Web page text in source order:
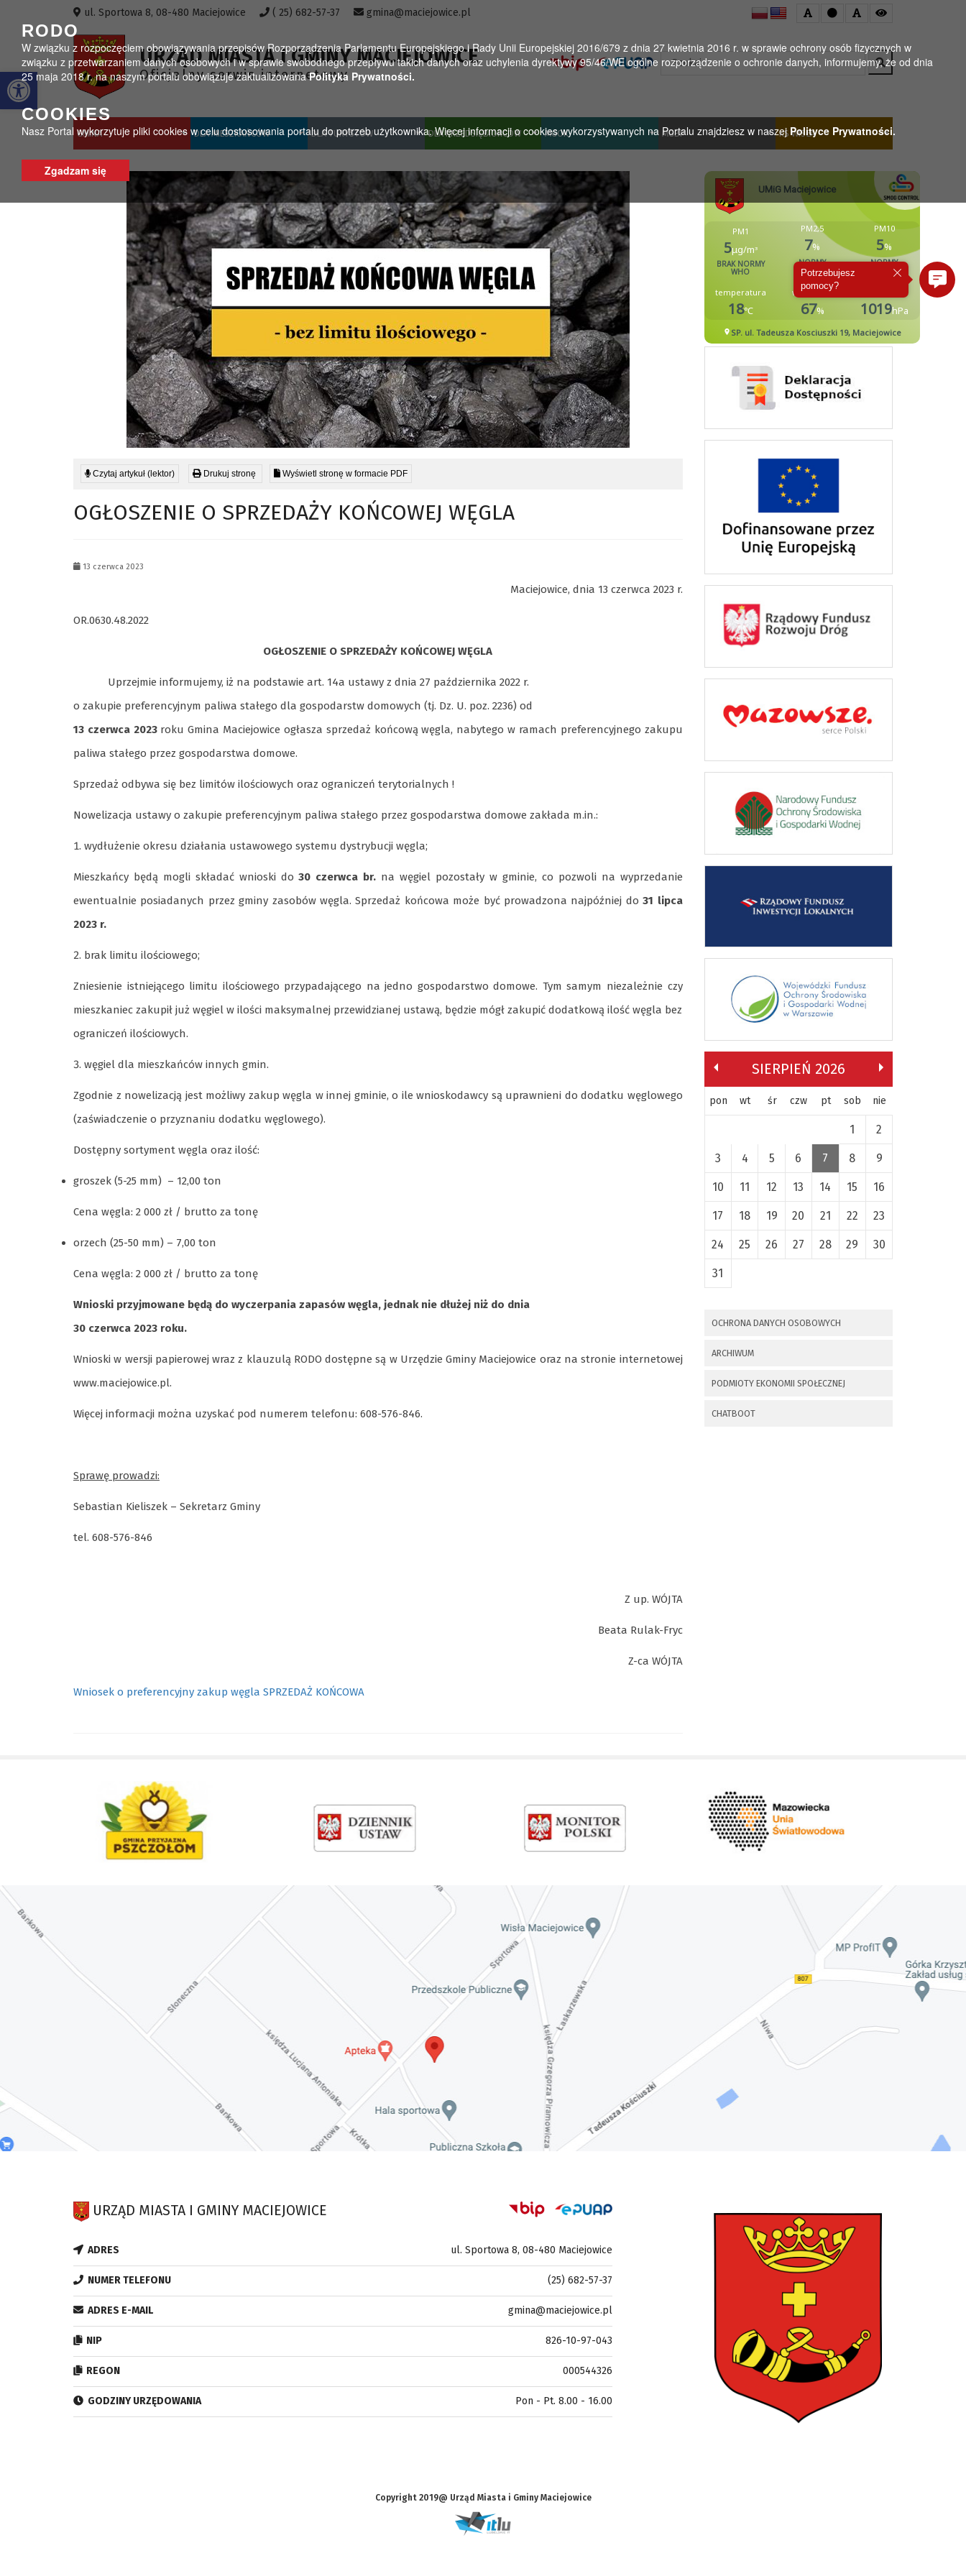
Otwórz pasek narzędzi
RODO
W związku z rozpoczęciem obowiązywania przepisów Rozporządzenia Parlamentu Europejskiego i Rady Unii Europejskiej 2016/679 z dnia 27 kwietnia 2016 r. w sprawie ochrony osób fizycznych w
związku z przetwarzaniem danych osobowych i w sprawie swobodnego przepływu takich danych oraz uchylenia dyrektywy 95/46/WE ogólne rozporządzenie o ochronie danych, informujemy, że od dnia
25 maja 2018 r. na naszym portalu obowiązuje zaktualizowanaPolityka Prywatności.
COOKIES
Nasz Portal wykorzytuje pliki cookies w celu dostosowania portalu do potrzeb użytkownika. Więcej informacji o cookies wykorzystywanych na Portalu znajdziesz w naszejPolityce Prywatności.
Zgadzam się
ul. Sportowa 8, 08-480 Maciejowice ( 25) 682-57-37 gmina@maciejowice.pl
URZĄD MIASTA I GMINY MACIEJOWICE
Oficjalny serwis internetowy
Wyszukaj
GMINA DLA MIESZKAŃCÓW DLA TURYSTÓW DLA PRZEDSIĘBIORCÓW MGOK MGBP KS WISŁA
Czytaj artykuł (lektor) Drukuj stronę Wyświetl stronę w formacie PDF
OGŁOSZENIE O SPRZEDAŻY KOŃCOWEJ WĘGLA
13 czerwca 2023
Maciejowice, dnia 13 czerwca 2023 r.
OR.0630.48.2022
OGŁOSZENIE O SPRZEDAŻY KOŃCOWEJ WĘGLA
Uprzejmie informujemy, iż na podstawie art. 14a ustawy z dnia 27 października 2022 r.
o zakupie preferencyjnym paliwa stałego dla gospodarstw domowych (tj. Dz. U. poz. 2236) od
13 czerwca 2023roku Gmina Maciejowice ogłasza sprzedaż końcową węgla, nabytego w ramach preferencyjnego zakupu
paliwa stałego przez gospodarstwa domowe.
Sprzedaż odbywa się bez limitów ilościowych oraz ograniczeń terytorialnych !
Nowelizacja ustawy o zakupie preferencyjnym paliwa stałego przez gospodarstwa domowe zakłada m.in.:
wydłużenie okresu działania ustawowego systemu dystrybucji węgla;
Mieszkańcy będą mogli składać wnioski do30 czerwca br. na węgiel pozostały w gminie, co pozwoli na wyprzedanie
ewentualnie posiadanych przez gminy zasobów węgla. Sprzedaż końcowa może być prowadzona najpóźniej do31 lipca
2023 r.
brak limitu ilościowego;
Zniesienie istniejącego limitu ilościowego przypadającego na jedno gospodarstwo domowe. Tym samym niezależnie czy
mieszkaniec zakupił już węgiel w ilości maksymalnej przewidzianej ustawą, będzie mógł zakupić dodatkową ilość węgla bez
ograniczeń ilościowych.
węgiel dla mieszkańców innych gmin.
Zgodnie z nowelizacją jest możliwy zakup węgla w innej gminie, o ile wnioskodawcy są uprawnieni do dodatku węglowego
(zaświadczenie o przyznaniu dodatku węglowego).
Dostępny sortyment węgla oraz ilość:
groszek (5-25 mm) – 12,00 ton
Cena węgla: 2 000 zł / brutto za tonę
orzech (25-50 mm) – 7,00 ton
Cena węgla: 2 000 zł / brutto za tonę
Wnioski przyjmowane będą do wyczerpania zapasów węgla, jednak nie dłużej niż do dnia
30 czerwca 2023 roku.
Wnioski w wersji papierowej wraz z klauzulą RODO dostępne są w Urzędzie Gminy Maciejowice oraz na stronie internetowej
www.maciejowice.pl.
Więcej informacji można uzyskać pod numerem telefonu: 608-576-846.
Sprawę prowadzi:
Sebastian Kieliszek – Sekretarz Gminy
tel. 608-576-846
Z up. WÓJTA
Beata Rulak-Fryc
Z-ca WÓJTA
Wniosek o preferencyjny zakup węgla SPRZEDAŻ KOŃCOWA
SIERPIEŃ 2026
pon wt śr czw pt sob nie
1 2
3 4 5 6 7 8 9
10 11 12 13 14 15 16
17 18 19 20 21 22 23
24 25 26 27 28 29 30
31
Bitwy pod
OCHRONA DANYCH OSOBOWYCH
ARCHIWUM
PODMIOTY EKONOMII SPOŁECZNEJ
CHATBOOT
URZĄD MIASTA I GMINY MACIEJOWICE
ADRES ul. Sportowa 8, 08-480 Maciejowice
NUMER TELEFONU (25) 682-57-37
ADRES E-MAIL gmina@maciejowice.pl
NIP 826-10-97-043
REGON 000544326
GODZINY URZĘDOWANIA Pon - Pt. 8.00 - 16.00
Copyright 2019@ Urząd Miasta i Gminy Maciejowice
Potrzebujesz
pomocy?